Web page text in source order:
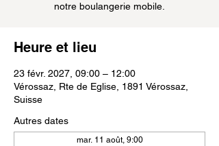
notre boulangerie mobile.
Heure et lieu
23 févr. 2027, 09:00 – 12:00
Vérossaz, Rte de Eglise, 1891 Vérossaz,
Suisse
Autres dates
mar. 11 août, 9:00